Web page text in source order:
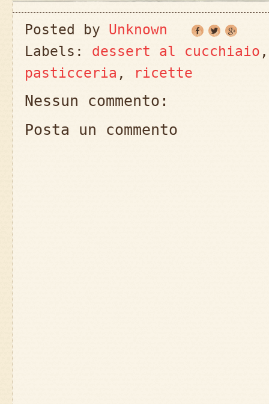
Posted by Unknown
Labels: dessert al cucchiaio
pasticceria , ricette
Nessun commento:
Posta un commento